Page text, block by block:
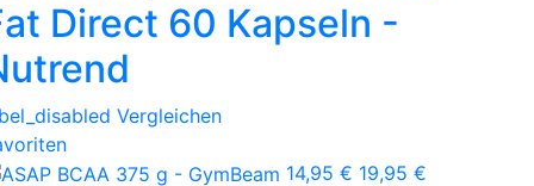
Direct 60 Kapseln -
Vergleichen
14,95 € 19,95 €